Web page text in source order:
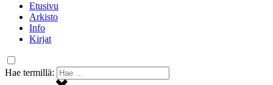
Etusivu
Arkisto
Info
Kirjat
Hae termillä: